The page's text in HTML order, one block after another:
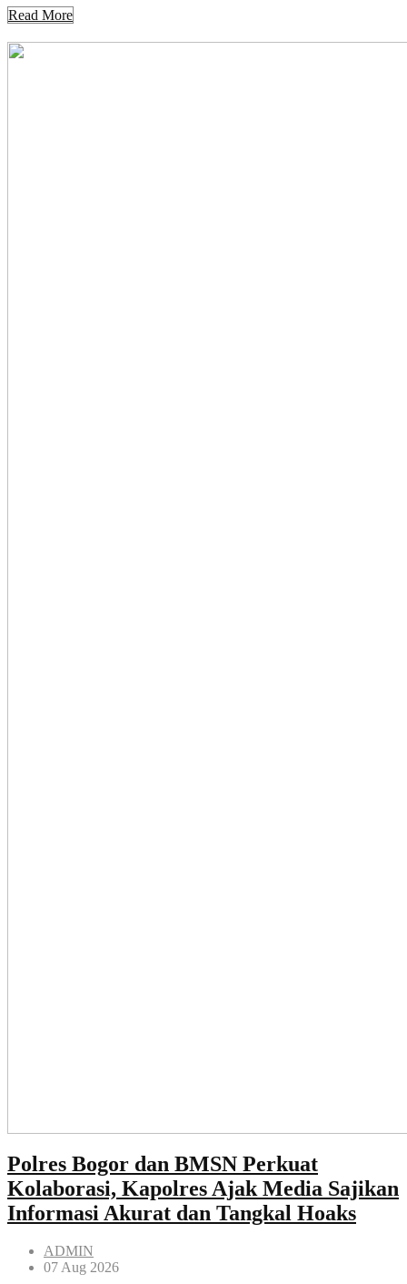
Read More
Polres Bogor dan BMSN Perkuat
Kolaborasi, Kapolres Ajak Media Sajikan
Informasi Akurat dan Tangkal Hoaks
ADMIN
07 Aug 2026